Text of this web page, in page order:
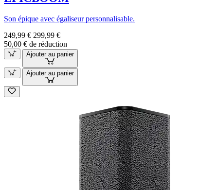
Son épique avec égaliseur personnalisable.
249,99 € 299,99 €
50,00 € de réduction
Ajouter au panier
Ajouter au panier